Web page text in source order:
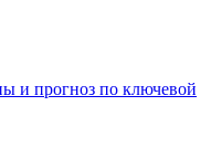
и прогноз по ключевой